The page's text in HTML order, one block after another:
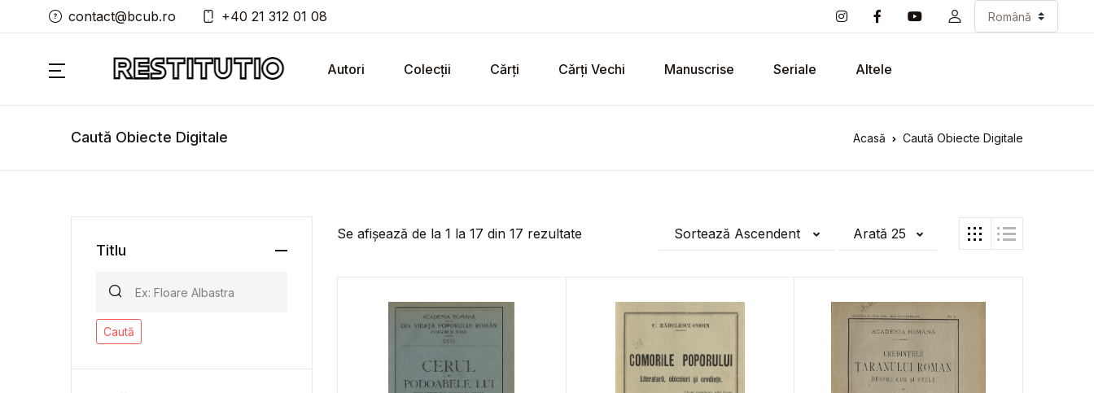
contact@bcub.ro +40 21 312 01 08
Autori Colecții Cărți Cărți Vechi Manuscrise Seriale Altele
Caută Obiecte Digitale Acasă Caută Obiecte Digitale
Se afișează de la 1 la 17 din 17 rezultate Sortează Ascendent Arată 25
Titlu
Caută